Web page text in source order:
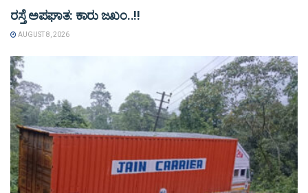
ರಸ್ತೆ ಅಪಘಾತ: ಕಾರು ಜಖಂ..!!
AUGUST 8, 2026